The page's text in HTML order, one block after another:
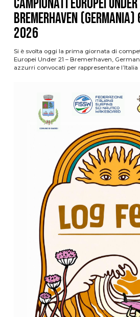
Campionati Europei Under
Bremerhaven
2026
Si è svolta oggi la prima giornata di
Europei Under 21 – Bremerhaven,
azzurri convocati per rappresentare l’Italia